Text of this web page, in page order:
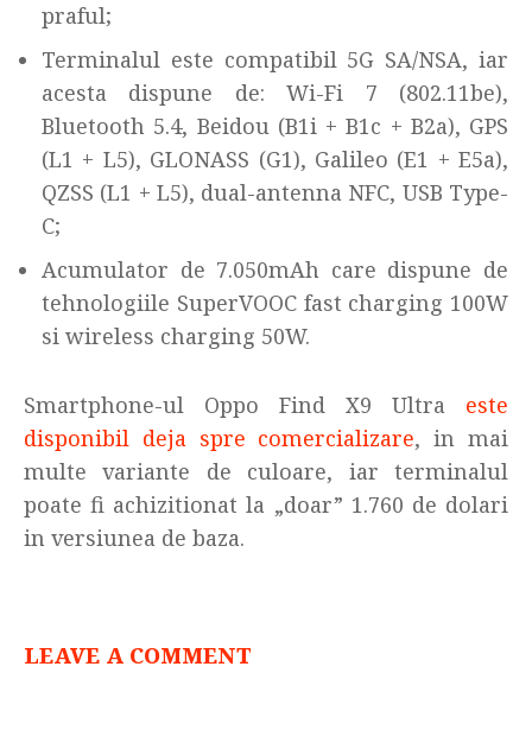
praful;
Terminalul este compatibil 5G SA/NSA, iar
acesta dispune de: Wi-Fi 7 (802.11be),
Bluetooth 5.4, Beidou (B1i + B1c + B2a), GPS
(L1 + L5), GLONASS (G1), Galileo (E1 + E5a),
QZSS (L1 + L5), dual-antenna NFC, USB Type-
C;
Acumulator de 7.050mAh care dispune de
tehnologiile SuperVOOC fast charging 100W
si wireless charging 50W.
Smartphone-ul Oppo Find X9 Ultra este
disponibil deja spre comercializare, in mai
multe variante de culoare, iar terminalul
poate fi achizitionat la „doar” 1.760 de dolari
in versiunea de baza.
LEAVE A COMMENT